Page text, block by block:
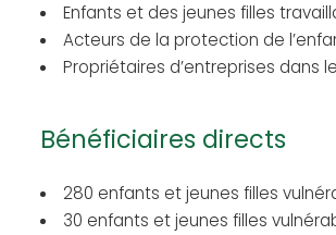
Enfants et des jeunes filles
Acteurs de la protection de
Propriétaires d’entreprises dans
Bénéficiaires directs
280 enfants et jeunes filles
30 enfants et jeunes filles